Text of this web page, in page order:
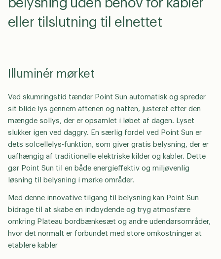
belysning uden behov for kabler
eller tilslutning til elnettet
Illuminér mørket
Ved skumringstid tænder Point Sun automatisk og spreder
sit blide lys gennem aftenen og natten, justeret efter den
mængde sollys, der er opsamlet i løbet af dagen. Lyset
slukker igen ved daggry. En særlig fordel ved Point Sun er
dets solcellelys-funktion, som giver gratis belysning, der er
uafhængig af traditionelle elektriske kilder og kabler. Dette
gør Point Sun til en både energieffektiv og miljøvenlig
løsning til belysning i mørke områder.
Med denne innovative tilgang til belysning kan Point Sun
bidrage til at skabe en indbydende og tryg atmosfære
omkring Plateau bordbænkesæt og andre udendørsområder,
hvor det normalt er forbundet med store omkostninger at
etablere kabler